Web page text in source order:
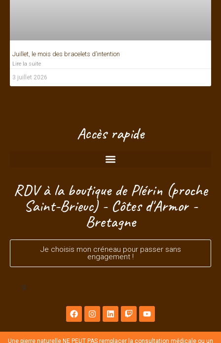
Juillet, le mois des bracelets d’intention
Lire la suite
3 juillet 2026
Accès rapide
RDV à la boutique de Plérin (proche
Saint-Brieuc) - Côtes d'Armor -
Bretagne
Je choisis mon créneau pour passer sans
engagement !
g
Une pierre naturelle NE PEUT PAS remplacer la consultation médicale ou un